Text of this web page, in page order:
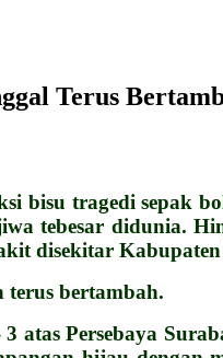
Terus
tragedi sepak
tebesar didunia.
disekitar
bertambah.
Persebaya